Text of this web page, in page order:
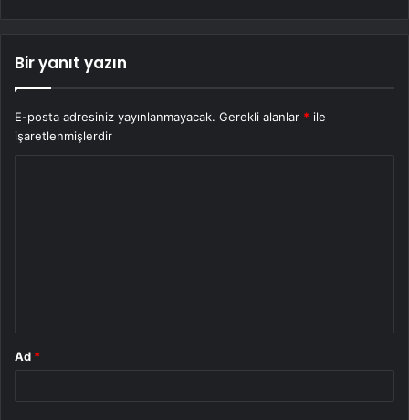
Bir yanıt yazın
E-posta adresiniz yayınlanmayacak. Gerekli alanlar * ile
işaretlenmişlerdir
Ad *